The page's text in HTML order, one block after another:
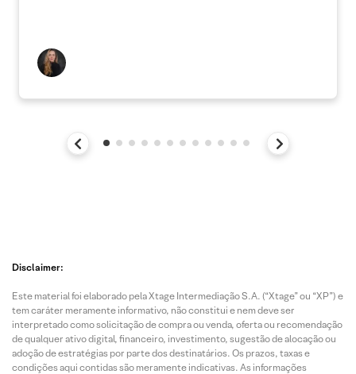
Disclaimer:
Este material foi elaborado pela Xtage Intermediação S.A. (“Xtage” ou “XP”) e
tem caráter meramente informativo, não constitui e nem deve ser
interpretado como solicitação de compra ou venda, oferta ou recomendação
de qualquer ativo digital, financeiro, investimento, sugestão de alocação ou
adoção de estratégias por parte dos destinatários. Os prazos, taxas e
condições aqui contidas são meramente indicativas. As informações